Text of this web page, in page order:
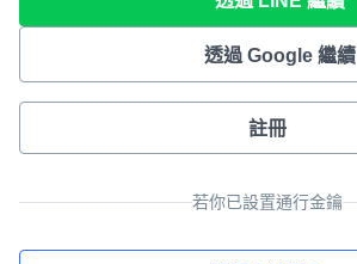
透過 Google 繼續
註冊
若你已設置通行金鑰